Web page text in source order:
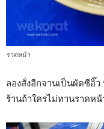
ราดหน้า
ลองสั่งอีกจานเป็นผัดซีอิ๊
ร้านถ้าใครไม่ทานราดหน้